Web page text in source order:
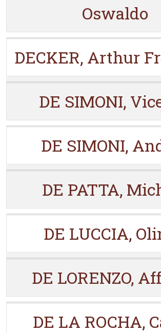
Oswaldo
DECKER, Arthur
DE SIMONI,
DE SIMONI,
DE PATTA,
DE LUCCIA,
DE LORENZO,
DE LA ROCHA,